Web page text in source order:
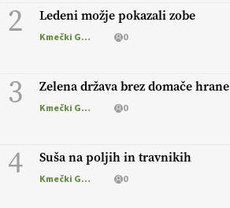
2 Ledeni možje pokazali zobe
Kmečki Glas 0
3 Zelena država brez domače hrane
Kmečki Glas 0
4 Suša na poljih in travnikih
Kmečki Glas 0